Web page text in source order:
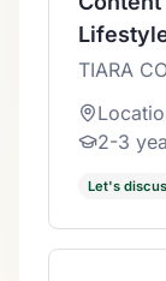
TIARA
2-3
Let's